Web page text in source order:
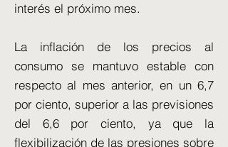
interés el próximo mes.
La inflación de los precios al
consumo se mantuvo estable con
respecto al mes anterior, en un 6,7
por ciento, superior a las previsiones
del 6,6 por ciento, ya que la
flexibilización de las presiones sobre